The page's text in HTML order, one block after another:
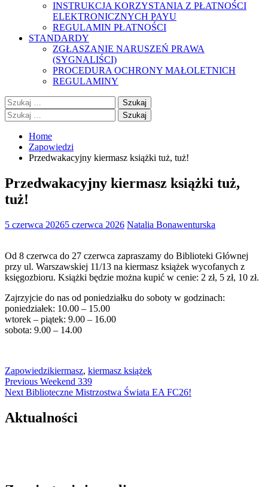
INSTRUKCJA KORZYSTANIA Z PŁATNOŚCI
ELEKTRONICZNYCH PAYU
REGULAMIN PŁATNOŚCI
STANDARDY
ZGŁASZANIE NARUSZEŃ PRAWA
(SYGNALIŚCI)
PROCEDURA OCHRONY MAŁOLETNICH
REGULAMINY
Szukaj:
Szukaj:
Home
Zapowiedzi
Przedwakacyjny kiermasz książki tuż, tuż!
Przedwakacyjny kiermasz książki tuż,
tuż!
5 czerwca 20265 czerwca 2026 Natalia Bonawenturska
Od 8 czerwca do 27 czerwca zapraszamy do Biblioteki Głównej
przy ul. Warszawskiej 11/13 na kiermasz książek wycofanych z
księgozbioru. Książki będzie można kupić w cenie: 2 zł, 5 zł, 10 zł.
Zajrzyjcie do nas od poniedziałku do soboty w godzinach:
poniedziałek: 10.00 – 15.00
wtorek – piątek: 9.00 – 16.00
sobota: 9.00 – 14.00
Zapowiedzikiermasz, kiermasz książek
Nawigacja
wpisu
Previous Previous
post:
Weekend 339
Next Next
Biblioteczne Mistrzostwa Świata EA FC26!
Aktualności